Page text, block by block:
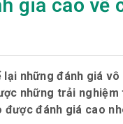
giá cao về
những đánh giá
những trải nghiệm
đánh giá cao